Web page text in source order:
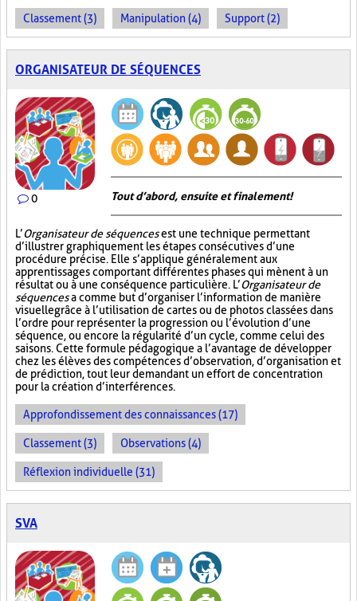
Classement (3) Manipulation (4) Support (2)
ORGANISATEUR DE SÉQUENCES
0 Tout d’abord, ensuite et finalement!
L’Organisateur de séquencesest une technique permettant
d’illustrer graphiquement les étapes consécutives d’une
procédure précise. Elle s’applique généralement aux
apprentissages comportant différentes phases qui mènent à un
résultat ou à une conséquence particulière. L’Organisateur de
séquencesa comme but d’organiser l’information de manière
visuellegrâce à l’utilisation de cartes ou de photos classées dans
l’ordre pour représenter la progression ou l’évolution d’une
séquence, ou encore la régularité d’un cycle, comme celui des
saisons. Cette formule pédagogique a l’avantage de développer
chez les élèves des compétences d’observation, d’organisation et
de prédiction, tout leur demandant un effort de concentration
pour la création d’interférences.
Approfondissement des connaissances (17)
Classement (3) Observations (4)
Réflexion individuelle (31)
SVA